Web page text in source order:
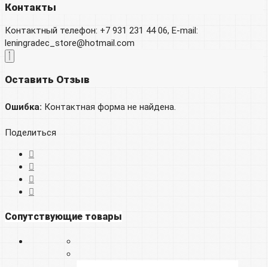
Контакты
Контактный телефон: +7 931 231 44 06, E-mail:
leningradec_store@hotmail.com
Оставить Отзыв
Ошибка: Контактная форма не найдена.
Поделиться
Сопутствующие товары